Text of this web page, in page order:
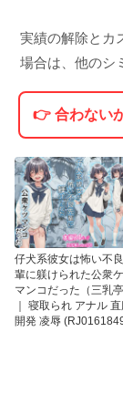
実績の解除とカ
場合は、他のシ
👉 合わない
仔犬系彼女は怖い不
輩に躾けられた公衆
マンコだった（三乳亭
｜ 寝取られ アナル
開発 凌辱